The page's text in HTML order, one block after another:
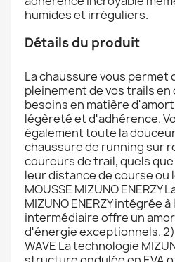
humides et irréguliers.
Détails du produit
La chaussure vous permet
pleinement de vos trails
besoins en matière
légèreté et d'adhérence.
également toute la
chaussure de running sur
coureurs de trail, quels
leur distance de course ou
MOUSSE MIZUNO ENERZY
MIZUNO ENERZY intégrée
intermédiaire offre un
d'énergie exceptionnels. 2)
WAVE La technologie